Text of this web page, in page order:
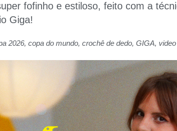
fofinho e estiloso, feito com a
Giga!
2026, copa do mundo, crochê de dedo, GIGA,